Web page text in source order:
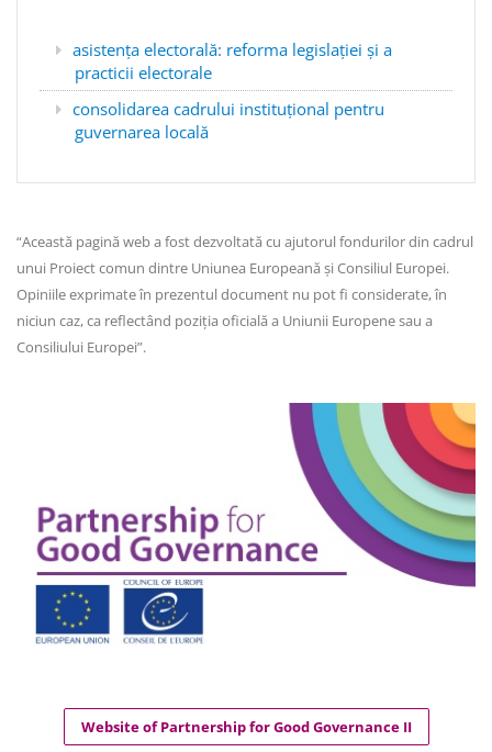
asistența electorală: reforma legislației și a
practicii electorale
consolidarea cadrului instituțional pentru
guvernarea locală
“Această pagină web a fost dezvoltată cu ajutorul fondurilor din cadrul
unui Proiect comun dintre Uniunea Europeană și Consiliul Europei.
Opiniile exprimate în prezentul document nu pot fi considerate, în
niciun caz, ca reflectând poziția oficială a Uniunii Europene sau a
Consiliului Europei”.
Website of Partnership for Good Governance II